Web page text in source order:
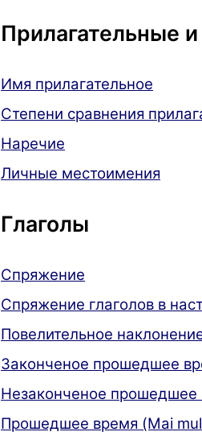
Прилагательные
Имя прилагательное
Степени сравнения
Наречие
Личные местоимения
Глаголы
Cпряжение
Спряжение глаголов в
Повелительное
Законченое прошедшее
Незаконченое
Прошедшее время (Mai